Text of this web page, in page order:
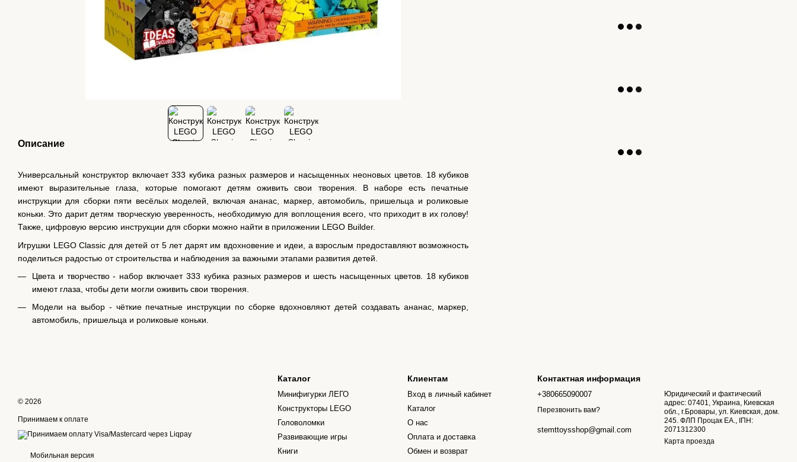
Описание
Универсальный конструктор включает 333 кубика разных размеров и насыщенных неоновых цветов. 18 кубиков
имеют выразительные глаза, которые помогают детям оживить свои творения. В наборе есть печатные
инструкции для сборки пяти весёлых моделей, включая ананас, маркер, автомобиль, пришельца и роликовые
коньки. Это дарит детям творческую уверенность, необходимую для воплощения всего, что приходит в их голову!
Также, цифровую версию инструкции для сборки можно найти в приложении LEGO Builder.
Игрушки LEGO Classic для детей от 5 лет дарят им вдохновение и идеи, а взрослым предоставляют возможность
поделиться радостью от строительства и наблюдения за важными этапами развития детей.
Цвета и творчество - набор включает 333 кубика разных размеров и шесть насыщенных цветов. 18 кубиков
имеют глаза, чтобы дети могли оживить свои творения.
Модели на выбор - чёткие печатные инструкции по сборке вдохновляют детей создавать ананас, маркер,
автомобиль, пришельца и роликовые коньки.
© 2026
Принимаем к оплате
Мобильная версия
Каталог
Минифигурки ЛЕГО
Конструкторы LEGO
Головоломки
Развивающие игры
Книги
Клиентам
Вход в личный кабинет
Каталог
О нас
Оплата и доставка
Обмен и возврат
Контактная информация
+380665090007
Перезвонить вам?
stemttoysshop@gmail.com
Юридический и фактический
адрес: 07401, Украина, Киевская
обл., г.Бровары, ул. Киевская, дом.
245. ФЛП Процак ЕА., ІПН:
2071312300
Карта проезда